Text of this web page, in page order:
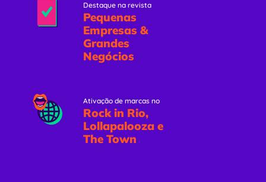
Destaque na revista
Pequenas
Empresas &
Grandes
Negócios
Ativação de marcas no
Rock in Rio,
Lollapalooza e
The Town